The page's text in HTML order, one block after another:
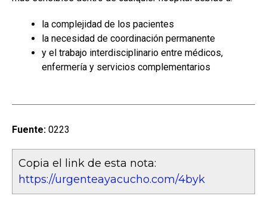
la complejidad de los pacientes
la necesidad de coordinación permanente
y el trabajo interdisciplinario entre médicos,
enfermería y servicios complementarios
Fuente: 0223
Copia el link de esta nota:
https://urgenteayacucho.com/4byk